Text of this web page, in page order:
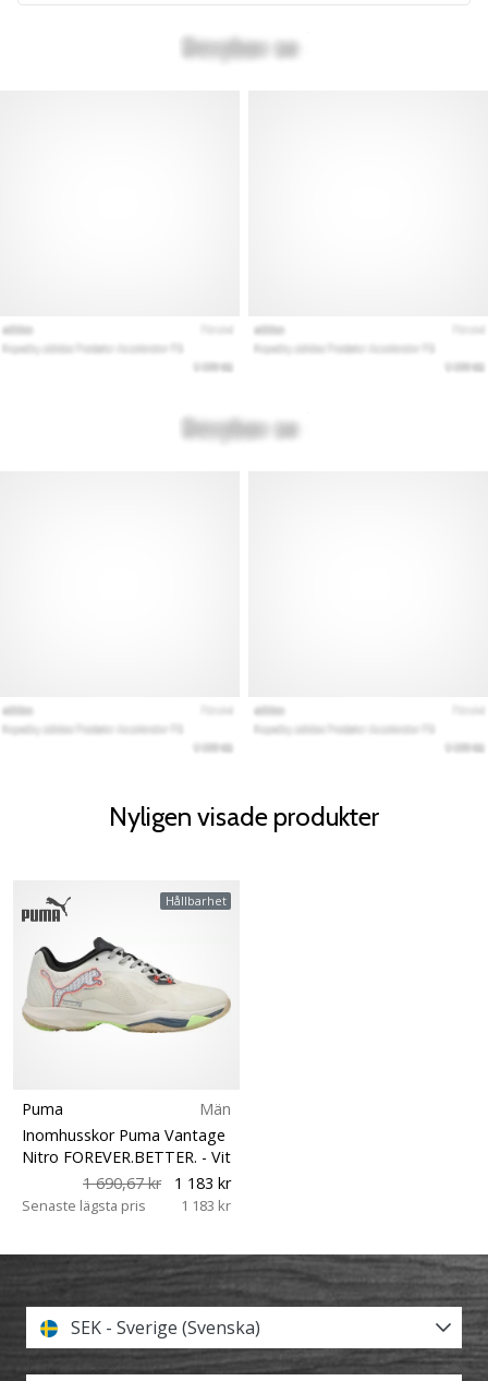
Nyligen visade produkter
Hållbarhet
Puma
Män
Inomhusskor Puma Vantage
Nitro FOREVER.BETTER. - Vit
1 690,67 kr
1 183 kr
Senaste lägsta pris 1 183 kr
SEK - Sverige (Svenska)